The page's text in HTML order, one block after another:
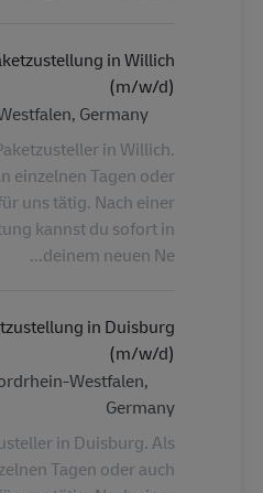
in Willich
(m/w/d)
الموقع
Germany
in Willich.
einzelnen Tagen oder
uns tätig. Nach einer
kannst du sofort in
deinem neuen Ne...
in Duisburg
(m/w/d)
الموقع
Westfalen,
Germany
in Duisburg. Als
Tagen oder auch